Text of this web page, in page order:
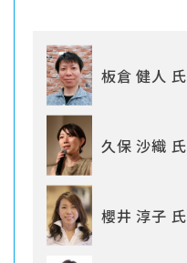
板倉 健人 氏
久保 沙織 氏
櫻井 淳子 氏